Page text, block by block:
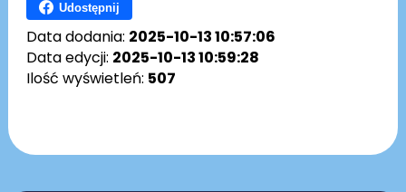
Udostępnij
Data dodania: 2025-10-13 10:57:06
Data edycji: 2025-10-13 10:59:28
Ilość wyświetleń: 507